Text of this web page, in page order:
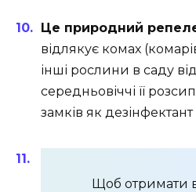
Це природний
відлякує комах
інші рослини в саду
середньовіччі її
замків як дезінфектант
Щоб отримати